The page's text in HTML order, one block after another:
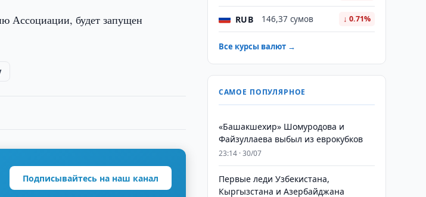
Ассоциации, будет запущен
Подписывайтесь на наш канал
RUB 146,37 сумов ↓ 0.71%
Все курсы валют →
САМОЕ ПОПУЛЯРНОЕ
«Башакшехир» Шомуродова и
Файзуллаева выбыл из еврокубков
23:14 · 30/07
Первые леди Узбекистана,
Кыргызстана и Азербайджана